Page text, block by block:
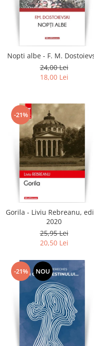
Literatura
Moderna
Romana
Universala
Calatorii
Memorii
Publicistica / Reportaje /
Stiinte umaniste
Istorie
Sociologie si filozofie
Nopti albe - F. M.
24,00 Lei
18,00 Lei
-21%
Gorila - Liviu Rebreanu,
2020
25,95 Lei
20,50 Lei
-21% NOU